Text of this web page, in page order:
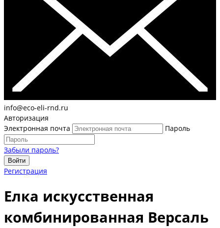
info@eco-eli-rnd.ru
Авторизация
Электронная почта
Пароль
Забыли пароль?
Войти
Регистрация
Елка искусственная
комбинированная Версаль